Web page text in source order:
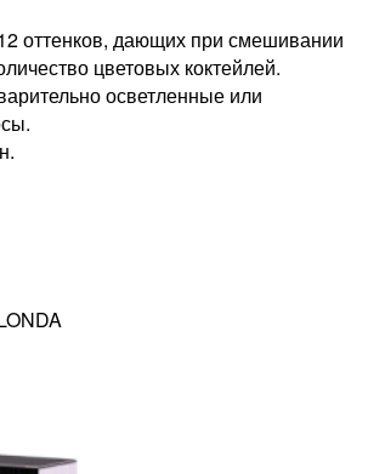
оттенков, дающих при смешивании
цветовых коктейлей.
осветленные или